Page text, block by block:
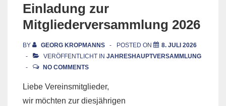
Einladung zur
Mitgliederversammlung 2026
BY GEORG KROPMANNS POSTED ON
8. JULI 2026
VERÖFFENTLICHT IN JAHRESHAUPTVERSAMMLUNG
NO COMMENTS
Liebe Vereinsmitglieder,
wir möchten zur diesjährigen